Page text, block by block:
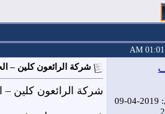
شركة الرائعون كلين –
شركة الرائعون كلين –